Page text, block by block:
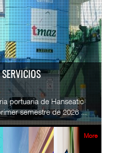
TRIPULACIONES
Unidos (FRA, por sus
ferr...
More
Treinta y nueve años navegando el
cambio
05 AGO 2026
México y Vía
en el programa
READ MORE
READ MORE